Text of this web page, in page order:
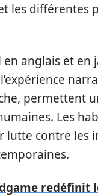
les différentes
anglais et en
permettent
Les
lutte contre les
redéfinit